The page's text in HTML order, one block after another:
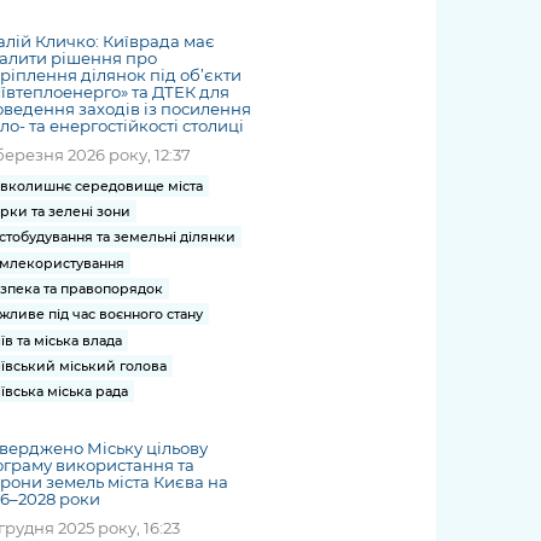
Гендерна політика
Безбар'єрність
Київська міська військова
адміністрація
Портал послуг
Міський застосунок Київ
Цифровий
Важливе під час
воєнного стану
адміністрації
«Ініціатива
«Партнерство
«Відкритий Уряд» –
місцевий рівень»
Важливе під час
воєнного стану
дій чи
про
на
Публічні
дашборди
та
від
/
ський
запит /
Submitting
a media
request
at work
Кличко: Київрада має
рішення про
ділянок під об’єкти
та ДТЕК для
заходів із посилення
та енергостійкості столиці
2026 року, 12:37
середовище міста
та зелені зони
та земельні ділянки
та правопорядок
під час воєнного стану
та міська влада
міський голова
міська рада
Міську цільову
використання та
земель міста Києва на
роки
2025 року, 16:23